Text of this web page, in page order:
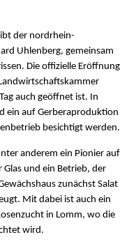
der nordrhein-
Uhlenberg, gemeinsam
Die offizielle Eröffnung
auch geöffnet ist. In
ein auf Gerberaproduktion
besichtigt werden.
anderem ein Pionier auf
und ein Betrieb, der
zunächst Salat
Mit dabei ist auch ein
in Lomm, wo die
wird.